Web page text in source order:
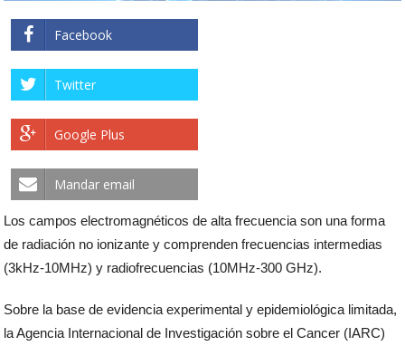
Facebook
Twitter
Google Plus
Mandar email
Los campos electromagnéticos de alta frecuencia son una forma
de radiación no ionizante y comprenden frecuencias intermedias
(3kHz-10MHz) y radiofrecuencias (10MHz-300 GHz).
Sobre la base de evidencia experimental y epidemiológica limitada,
la Agencia Internacional de Investigación sobre el Cancer (IARC)